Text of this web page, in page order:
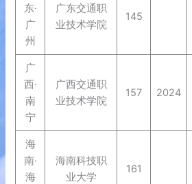
东·
广
州
广东交通职
业技术学院
145
广
西·
南
宁
广西交通职
业技术学院
157 2024
海
南·
海
海南科技职
业大学
161